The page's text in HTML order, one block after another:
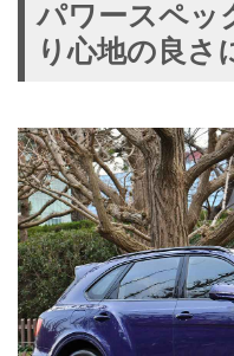
パワースペッ
り心地の良さ